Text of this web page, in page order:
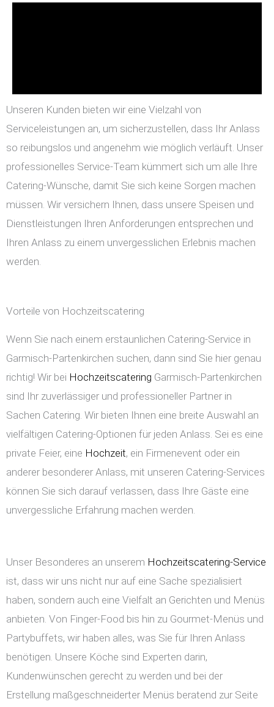
Unseren Kunden bieten wir eine Vielzahl von
Serviceleistungen an, um sicherzustellen, dass Ihr Anlass
so reibungslos und angenehm wie möglich verläuft. Unser
professionelles Service-Team kümmert sich um alle Ihre
Catering-Wünsche, damit Sie sich keine Sorgen machen
müssen. Wir versichern Ihnen, dass unsere Speisen und
Dienstleistungen Ihren Anforderungen entsprechen und
Ihren Anlass zu einem unvergesslichen Erlebnis machen
werden.
Vorteile von Hochzeitscatering
Wenn Sie nach einem erstaunlichen Catering-Service in
Garmisch-Partenkirchen suchen, dann sind Sie hier genau
richtig! Wir bei Hochzeitscatering Garmisch-Partenkirchen
sind Ihr zuverlässiger und professioneller Partner in
Sachen Catering. Wir bieten Ihnen eine breite Auswahl an
vielfältigen Catering-Optionen für jeden Anlass. Sei es eine
private Feier, eine Hochzeit, ein Firmenevent oder ein
anderer besonderer Anlass, mit unseren Catering-Services
können Sie sich darauf verlassen, dass Ihre Gäste eine
unvergessliche Erfahrung machen werden.
Unser Besonderes an unserem Hochzeitscatering-Service
ist, dass wir uns nicht nur auf eine Sache spezialisiert
haben, sondern auch eine Vielfalt an Gerichten und Menüs
anbieten. Von Finger-Food bis hin zu Gourmet-Menüs und
Partybuffets, wir haben alles, was Sie für Ihren Anlass
benötigen. Unsere Köche sind Experten darin,
Kundenwünschen gerecht zu werden und bei der
Erstellung maßgeschneiderter Menüs beratend zur Seite